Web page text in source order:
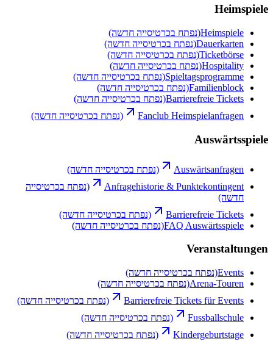
Heimspiele
Heimspiele(נפתח בכרטיסייה חדשה)
Dauerkarten(נפתח בכרטיסייה חדשה)
Ticketbörse(נפתח בכרטיסייה חדשה)
Hospitality(נפתח בכרטיסייה חדשה)
Spieltagsprogramme(נפתח בכרטיסייה חדשה)
Familienblock(נפתח בכרטיסייה חדשה)
Barrierefreie Tickets(נפתח בכרטיסייה חדשה)
Fanclub Heimspielanfragen
(נפתח בכרטיסייה חדשה)
Auswärtsspiele
Auswärtsanfragen
(נפתח בכרטיסייה חדשה)
Anfragehistorie & Punktekontingent
(נפתח בכרטיסייה
חדשה)
Barrierefreie Tickets
(נפתח בכרטיסייה חדשה)
FAQ Auswärtsspiele(נפתח בכרטיסייה חדשה)
Veranstaltungen
Events(נפתח בכרטיסייה חדשה)
Arena-Touren(נפתח בכרטיסייה חדשה)
Barrierefreie Tickets für Events
(נפתח בכרטיסייה חדשה)
Fussballschule
(נפתח בכרטיסייה חדשה)
Kindergeburtstage
(נפתח בכרטיסייה חדשה)